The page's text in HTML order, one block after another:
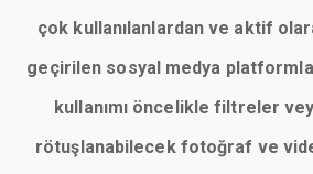
çok kullanılanlardan ve aktif
geçirilen sosyal medya
kullanımı öncelikle filtreler
rötuşlanabilecek fotoğraf ve